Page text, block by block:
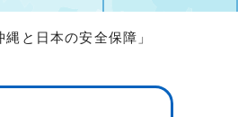
と日本の安全保障」